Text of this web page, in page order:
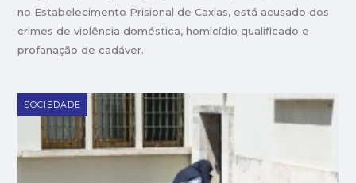
no Estabelecimento Prisional de Caxias, está acusado dos
crimes de violência doméstica, homicídio qualificado e
profanação de cadáver.
SOCIEDADE